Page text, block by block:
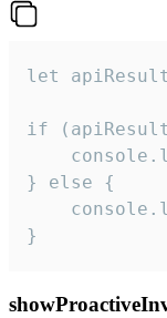
let
if
} else {
}